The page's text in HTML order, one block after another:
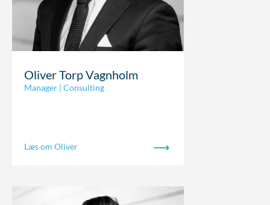
Oliver Torp Vagnholm
Manager | Consulting
Læs om Oliver